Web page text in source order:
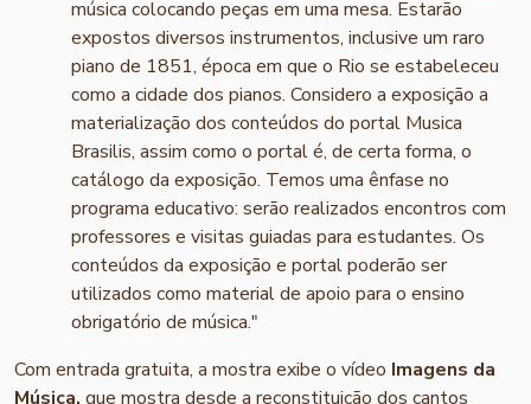
música colocando peças em uma mesa. Estarão
expostos diversos instrumentos, inclusive um raro
piano de 1851, época em que o Rio se estabeleceu
como a cidade dos pianos. Considero a exposição a
materialização dos conteúdos do portal Musica
Brasilis, assim como o portal é, de certa forma, o
catálogo da exposição. Temos uma ênfase no
programa educativo: serão realizados encontros com
professores e visitas guiadas para estudantes. Os
conteúdos da exposição e portal poderão ser
utilizados como material de apoio para o ensino
obrigatório de música."
Com entrada gratuita, a mostra exibe o vídeo Imagens da
Música, que mostra desde a reconstituição dos cantos